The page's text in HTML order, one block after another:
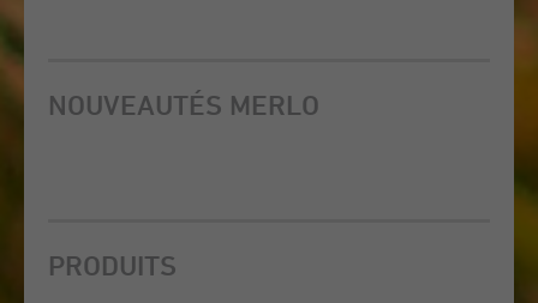
NOUVEAUTÉS MERLO
PRODUITS